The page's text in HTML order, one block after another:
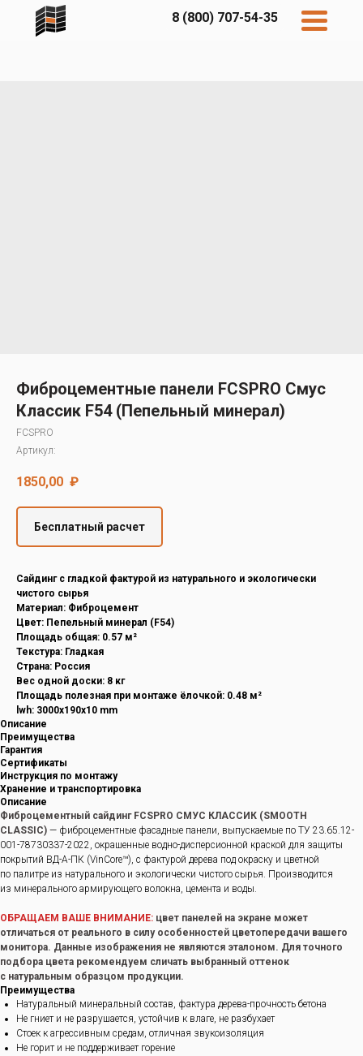
8 (800) 707-54-35
Cedral
Фиброцементные панели FCSPRO Смус
Классик F54 (Пепельный минерал)
FCSPRO
Артикул:
1850,00 ₽
Бесплатный расчет
Cайдинг с гладкой фактурой из натурального и экологически
чистого сырья
Материал: Фиброцемент
Цвет: Пепельный минерал (F54)
Площадь общая: 0.57 м²
Текстура: Гладкая
Страна: Россия
Вес одной доски: 8 кг
Площадь полезная при монтаже ёлочкой: 0.48 м²
lwh: 3000x190x10 mm
Описание
Преимущества
Гарантия
Сертификаты
Инструкция по монтажу
Хранение и транспортировка
Описание
Фиброцементный сайдинг FCSPRO СМУС КЛАССИК (SMOOTH
CLASSIC) — фиброцементные фасадные панели, выпускаемые по ТУ 23.65.12-
001-78730337-2022, окрашенные водно-дисперсионной краской для защиты
покрытий ВД-А-ПК (VinCore™), с фактурой дерева под окраску и цветной
по палитре из натурального и экологически чистого сырья. Производится
из минерального армирующего волокна, цемента и воды.
ОБРАЩАЕМ ВАШЕ ВНИМАНИЕ: цвет панелей на экране может
отличаться от реального в силу особенностей цветопередачи вашего
монитора. Данные изображения не являются эталоном. Для точного
подбора цвета рекомендуем сличать выбранный оттенок
с натуральным образцом продукции.
Преимущества
Натуральный минеральный состав, фактура дерева-прочность бетона
Не гниет и не разрушается, устойчив к влаге, не разбухает
Стоек к агрессивным средам, отличная звукоизоляция
Не горит и не поддерживает горение